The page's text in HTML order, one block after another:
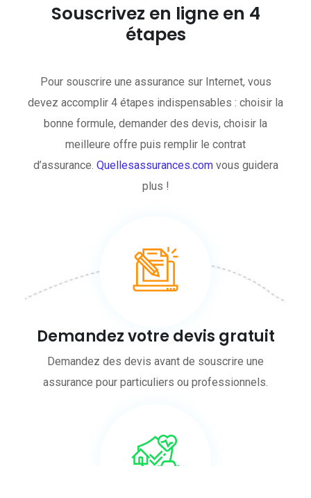
Souscrivez en ligne en 4
étapes
Pour souscrire une assurance sur Internet, vous
devez accomplir 4 étapes indispensables : choisir la
bonne formule, demander des devis, choisir la
meilleure offre puis remplir le contrat
d’assurance. Quellesassurances.comvous guidera
plus !
Demandez votre devis gratuit
Demandez des devis avant de souscrire une
assurance pour particuliers ou professionnels.